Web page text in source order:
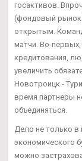
госактивов.
(фондовый
открытым.
матчи. Во-первых,
кредитования,
увеличить
Новотроицк -
время партнеры
объединяться.
Дело не только в
экономического
можно